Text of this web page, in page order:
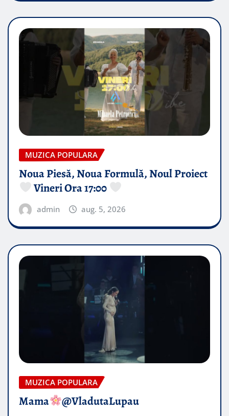
MUZICA POPULARA
Noua Piesă, Noua Formulă, Noul Proiect
Vineri Ora 17:00
admin aug. 5, 2026
MUZICA POPULARA
Mama @VladutaLupau